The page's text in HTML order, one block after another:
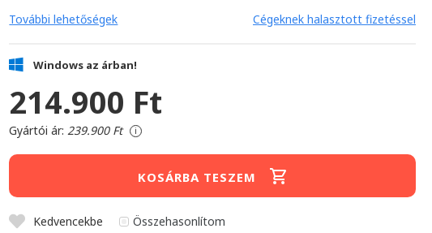
További lehetőségek
Cégeknek halasztott fizetéssel
Windows az árban!
214.900 Ft
Gyártói ár: 239.900 Ft i
KOSÁRBA TESZEM
Kedvencekbe Összehasonlítom